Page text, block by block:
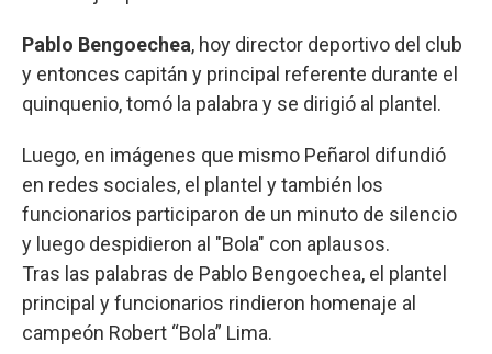
Pablo Bengoechea, hoy director deportivo del club
y entonces capitán y principal referente durante el
quinquenio, tomó la palabra y se dirigió al plantel.
Luego, en imágenes que mismo Peñarol difundió
en redes sociales, el plantel y también los
funcionarios participaron de un minuto de silencio
y luego despidieron al "Bola" con aplausos.
Tras las palabras de Pablo Bengoechea, el plantel
principal y funcionarios rindieron homenaje al
campeón Robert “Bola” Lima.